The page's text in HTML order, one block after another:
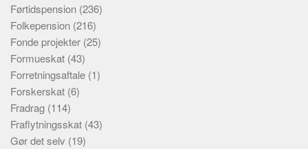
Førtidspension (236)
Folkepension (216)
Fonde projekter (25)
Formueskat (43)
Forretningsaftale (1)
Forskerskat (6)
Fradrag (114)
Fraflytningsskat (43)
Gør det selv (19)